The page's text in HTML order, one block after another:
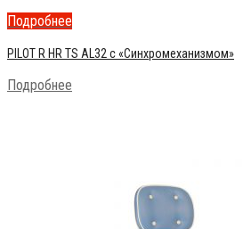
Подробнее
PILOT R HR TS AL32 c «Синхромеханизмом»
Подробнее